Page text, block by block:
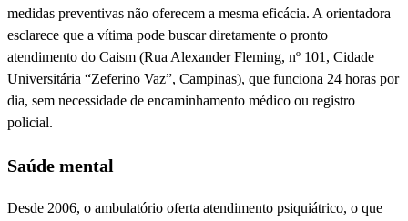
medidas preventivas não oferecem a mesma eficácia. A orientadora
esclarece que a vítima pode buscar diretamente o pronto
atendimento do Caism (Rua Alexander Fleming, nº 101, Cidade
Universitária “Zeferino Vaz”, Campinas), que funciona 24 horas por
dia, sem necessidade de encaminhamento médico ou registro
policial.
Saúde mental
Desde 2006, o ambulatório oferta atendimento psiquiátrico, o que